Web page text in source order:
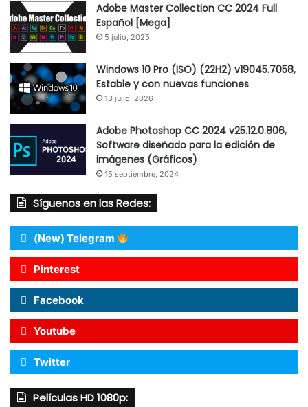
Adobe Master Collection CC 2024 Full
Español [Mega]
5 julio, 2025
Windows 10 Pro (ISO) (22H2) v19045.7058,
Estable y con nuevas funciones
13 julio, 2026
Adobe Photoshop CC 2024 v25.12.0.806,
Software diseñado para la edición de
imágenes (Gráficos)
15 septiembre, 2024
Síguenos en las Redes:
(New) Telegram
Pinterest
Facebook
Youtube
Twitter
Películas HD 1080p: